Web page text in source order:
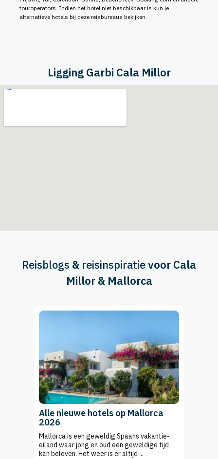
touroperators. Indien het hotel niet beschikbaar is kun je
alternatieve hotels bij deze reisbureaus bekijken.
Ligging Garbi Cala Millor
Reisblogs & reisinspiratievoor Cala
Millor & Mallorca
Alle nieuwe hotels op Mallorca
2026
Mallorca is een geweldig Spaans vakantie-
eiland waar jong en oud een geweldige tijd
kan beleven. Het weer is er altijd ...